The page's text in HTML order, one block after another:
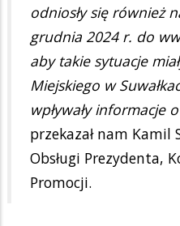
odniosły się również
grudnia 2024 r. do
aby takie sytuacje
Miejskiego w
wpływały informacje
przekazał nam Kamil
Obsługi Prezydenta,
Promocji.